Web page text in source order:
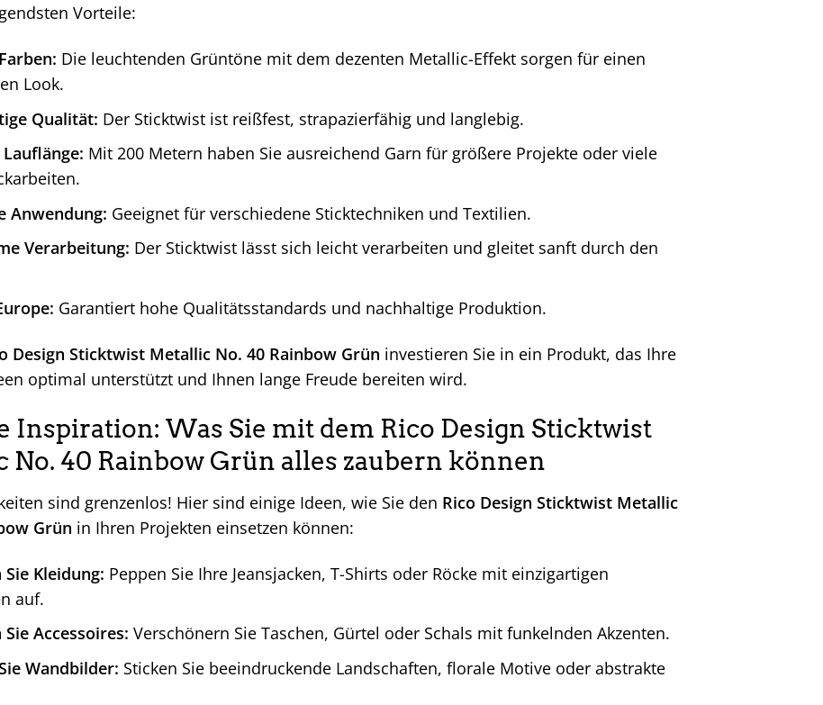
Vorteile:
Die leuchtenden Grüntöne mit dem dezenten Metallic-Effekt sorgen für einen
Look.
Qualität: Der Sticktwist ist reißfest, strapazierfähig und langlebig.
Mit 200 Metern haben Sie ausreichend Garn für größere Projekte oder viele
Anwendung: Geeignet für verschiedene Sticktechniken und Textilien.
Verarbeitung: Der Sticktwist lässt sich leicht verarbeiten und gleitet sanft durch den
Garantiert hohe Qualitätsstandards und nachhaltige Produktion.
Design Sticktwist Metallic No. 40 Rainbow Grün investieren Sie in ein Produkt, das Ihre
optimal unterstützt und Ihnen lange Freude bereiten wird.
Inspiration: Was Sie mit dem Rico Design Sticktwist
No. 40 Rainbow Grün alles zaubern können
sind grenzenlos! Hier sind einige Ideen, wie Sie den Rico Design Sticktwist Metallic
Grün in Ihren Projekten einsetzen können:
Kleidung: Peppen Sie Ihre Jeansjacken, T-Shirts oder Röcke mit einzigartigen
auf.
Accessoires: Verschönern Sie Taschen, Gürtel oder Schals mit funkelnden Akzenten.
Wandbilder: Sticken Sie beeindruckende Landschaften, florale Motive oder abstrakte